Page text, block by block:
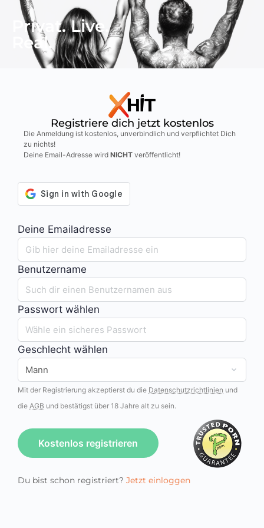
Privat. Live.
Real.
Registriere dich jetzt kostenlos
Die Anmeldung ist kostenlos, unverbindlich und verpflichtet Dich
zu nichts!
Deine Email-Adresse wird NICHT veröffentlicht!
Deine Emailadresse
Benutzername
Passwort wählen
Geschlecht wählen
Mit der Registrierung akzeptierst du die Datenschutzrichtlinien und
die AGB und bestätigst über 18 Jahre alt zu sein.
Kostenlos registrieren
Du bist schon registriert? Jetzt einloggen